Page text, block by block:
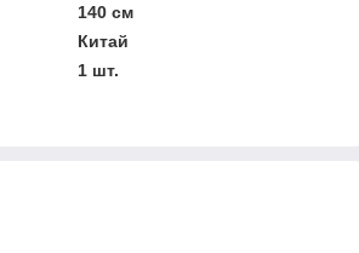
140 см
Китай
1 шт.